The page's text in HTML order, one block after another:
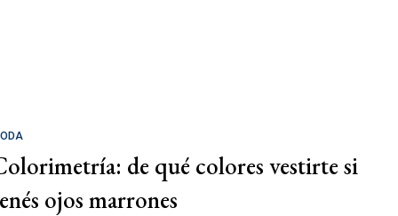
de qué colores vestirte si
ojos marrones